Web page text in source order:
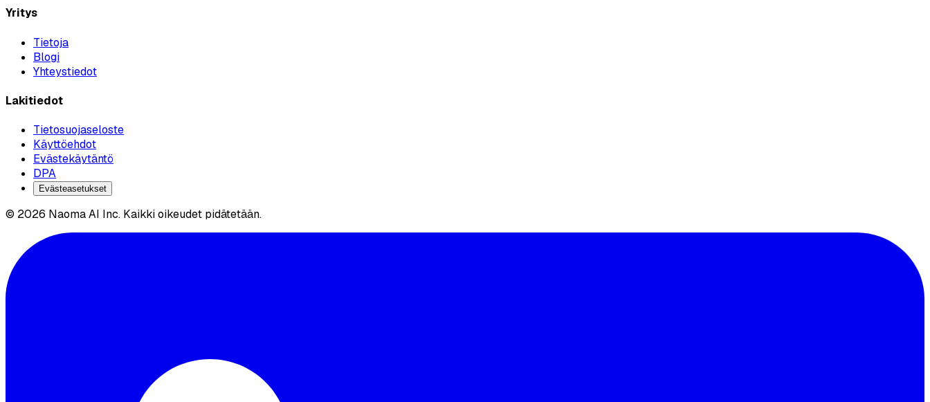
Yritys
Tietoja
Blogi
Yhteystiedot
Lakitiedot
Tietosuojaseloste
Käyttöehdot
Evästekäytäntö
DPA
Evästeasetukset
© 2026 Naoma AI Inc. Kaikki oikeudet pidätetään.